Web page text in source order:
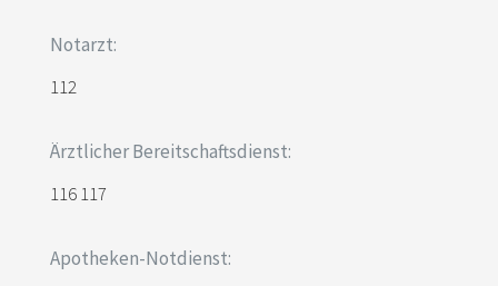
Notarzt:
112
Ärztlicher Bereitschaftsdienst:
116 117
Apotheken-Notdienst: